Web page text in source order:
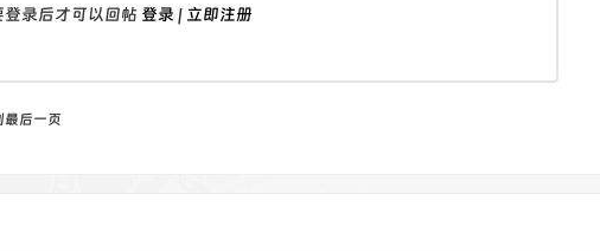
登录后才可以回帖 登录 | 立即注册
最后一页